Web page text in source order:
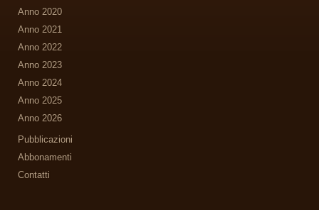
Anno 2020
Anno 2021
Anno 2022
Anno 2023
Anno 2024
Anno 2025
Anno 2026
Pubblicazioni
Abbonamenti
Contatti